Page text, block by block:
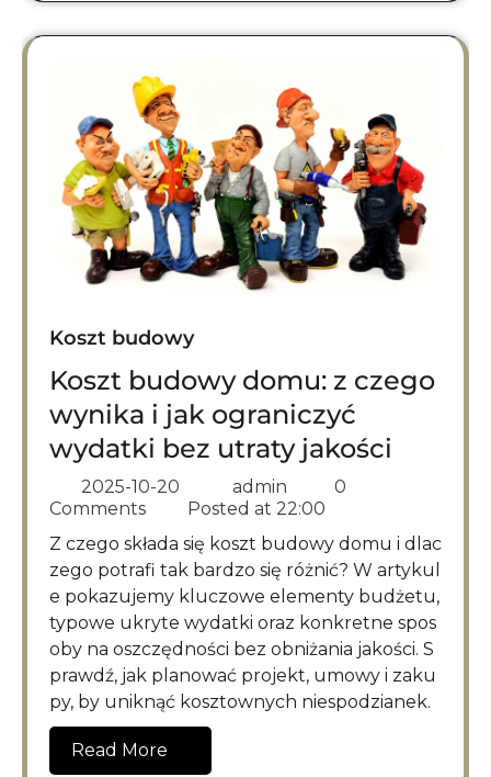
Koszt budowy
Koszt budowy domu: z czego
wynika i jak ograniczyć
wydatki bez utraty jakości
2025-10-20 admin
0
Comments
Posted at 22:00
Z czego składa się koszt budowy domu i dlac
zego potrafi tak bardzo się różnić? W artykul
e pokazujemy kluczowe elementy budżetu,
typowe ukryte wydatki oraz konkretne spos
oby na oszczędności bez obniżania jakości. S
prawdź, jak planować projekt, umowy i zaku
py, by uniknąć kosztownych niespodzianek.
Read More